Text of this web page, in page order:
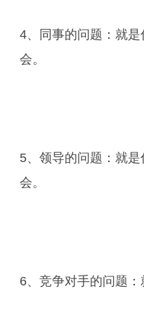
4、同事的问题：就
会。
5、领导的问题：就
会。
6、竞争对手的问题：